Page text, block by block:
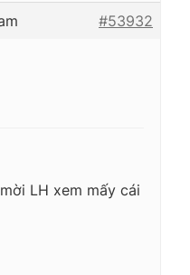
#53932
LH xem mấy cái